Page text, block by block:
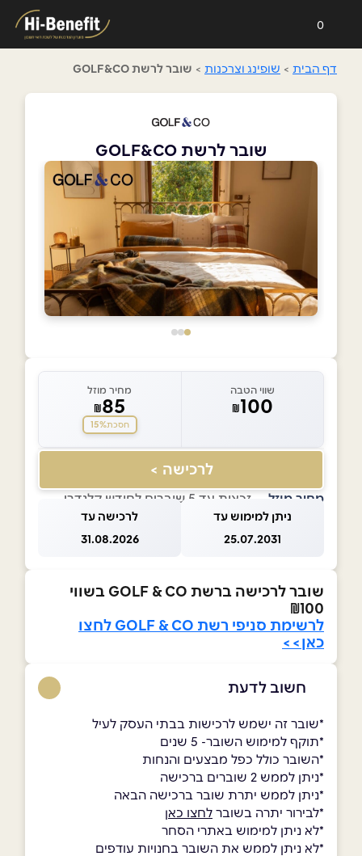
0
דף הבית > שופינג וצרכנות > שובר לרשת GOLF&CO
שובר לרשת GOLF&CO
שווי הטבה
₪100
מחיר מוזל
₪85
חסכת15%
לרכישה >
מחיר מוזל — זכאות עד 5 שוברים לחודש קלנדרי
ניתן למימוש עד
25.07.2031
לרכישה עד
31.08.2026
שובר לרכישה ברשת GOLF & CO בשווי
₪100
לרשימת סניפי רשת
GOLF & CO לחצו
כאן>>
חשוב לדעת
*שובר זה ישמש לרכישות בבתי העסק לעיל
*תוקף למימוש השובר- 5 שנים
*השובר כולל כפל מבצעים והנחות
*ניתן לממש 2 שוברים ברכישה
*ניתן לממש יתרת שובר ברכישה הבאה
*לבירור יתרה בשובר לחצו כאן
*לא ניתן למימוש באתרי הסחר
*לא ניתן לממש את השובר בחנויות עודפים